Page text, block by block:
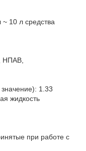
10 л средства
НПАВ,
1.33
жидкость
при работе с